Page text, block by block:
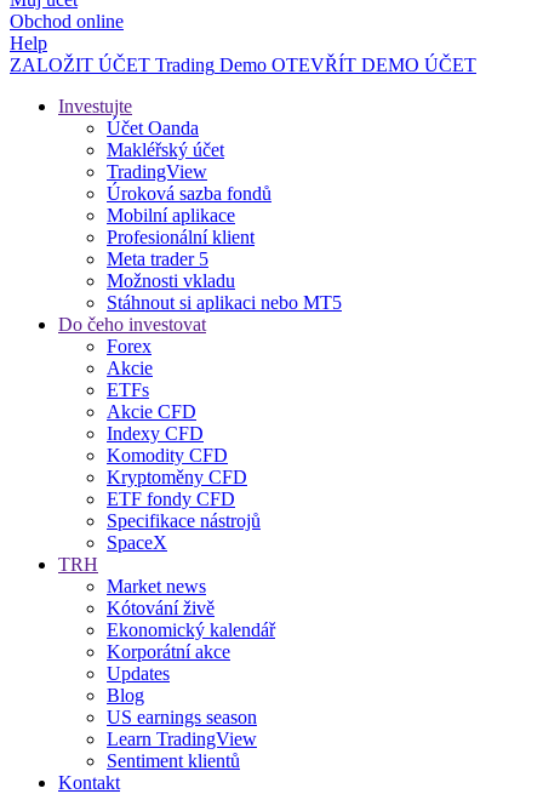
Obchod online
Help
ZALOŽIT ÚČET Trading Demo OTEVŘÍT DEMO ÚČET
Investujte
Účet Oanda
Makléřský účet
TradingView
Úroková sazba fondů
Mobilní aplikace
Profesionální klient
Meta trader 5
Možnosti vkladu
Stáhnout si aplikaci nebo MT5
Do čeho investovat
Forex
Akcie
ETFs
Akcie CFD
Indexy CFD
Komodity CFD
Kryptoměny CFD
ETF fondy CFD
Specifikace nástrojů
SpaceX
TRH
Market news
Kótování živě
Ekonomický kalendář
Korporátní akce
Updates
Blog
US earnings season
Learn TradingView
Sentiment klientů
Kontakt